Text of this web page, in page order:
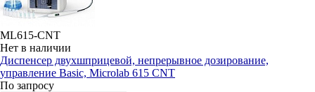
ML615-CNT
Нет в наличии
Диспенсер двухшприцевой, непрерывное дозирование,
управление Basic, Microlab 615 CNT
По запросу